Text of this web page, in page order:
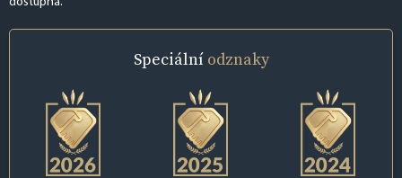
Speciální odznaky